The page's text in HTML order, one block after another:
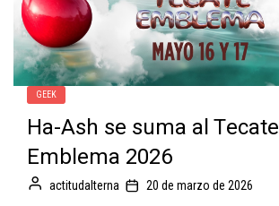
GEEK
Ha-Ash se suma al Tecate
Emblema 2026
actitudalterna 20 de marzo de 2026